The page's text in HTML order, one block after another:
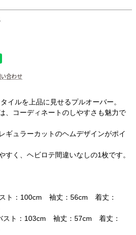
イルを上品に見せるプルオーバー。
、コーディネートのしやすさも魅力で
ギュラーカットのヘムデザインがポイ
すく、ヘビロテ間違いなしの1枚です。
ト：100cm 袖丈：56cm 着丈：
ト：103cm 袖丈：57cm 着丈：